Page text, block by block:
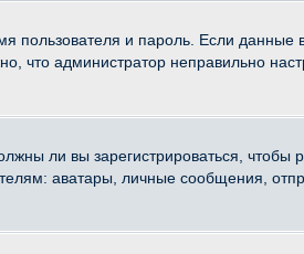
пользователя и пароль. Если данные
что администратор неправильно
ли вы зарегистрироваться,
аватары, личные сообщения,